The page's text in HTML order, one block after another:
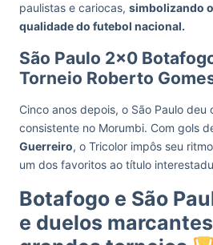
paulistas e cariocas, simbolizando
qualidade do futebol nacional.
São Paulo 2×0
Torneio Roberto
Cinco anos depois, o São Paulo
consistente no Morumbi. Com gols
Guerreiro, o Tricolor impôs seu
um dos favoritos ao título
Botafogo e São
e duelos